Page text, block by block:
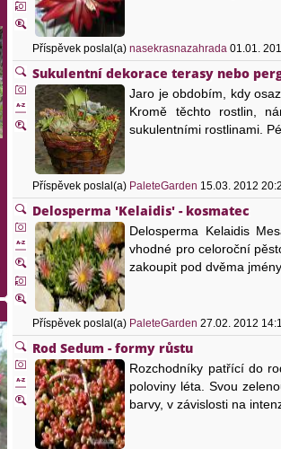
Příspěvek poslal(a)nasekrasnazahrada 01.01.
Sukulentní dekorace terasy nebo
Jaro je obdobím, kdy
Kromě těchto rostlin,
sukulentními rostlinami.
Příspěvek poslal(a) PaleteGarden 15.03. 2012
Delosperma 'Kelaidis' - kosmatec
Delosperma Kelaidis
vhodné pro celoroční
zakoupit pod dvěma
Příspěvek poslal(a) PaleteGarden 27.02. 2012
Rod Sedum - formy růstu
Rozchodníky patřící do
poloviny léta. Svou
barvy, v závislosti na